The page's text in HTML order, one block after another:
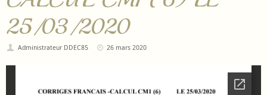
25/03/2020
Administrateur DDEC85 26 mars 2020